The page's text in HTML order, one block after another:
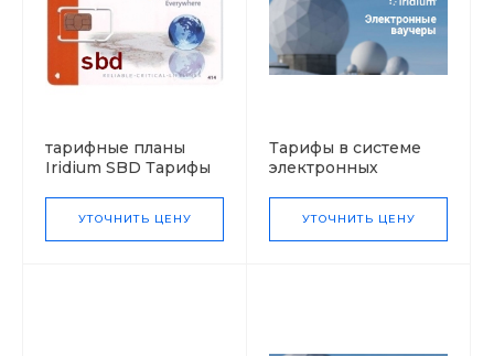
тарифные планы
Iridium SBD Тарифы
УТОЧНИТЬ ЦЕНУ
Тарифы в системе
электронных
электронных
ваучеров
УТОЧНИТЬ ЦЕНУ